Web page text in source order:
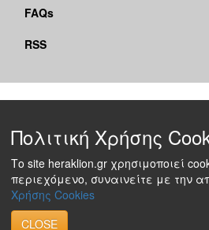
FAQs
RSS
Πολιτική Χρήσης
Το site heraklion.gr χρησιμοποιεί
περιεχόμενο, συναινείτε με την
Χρήσης Cookies
CLOSE